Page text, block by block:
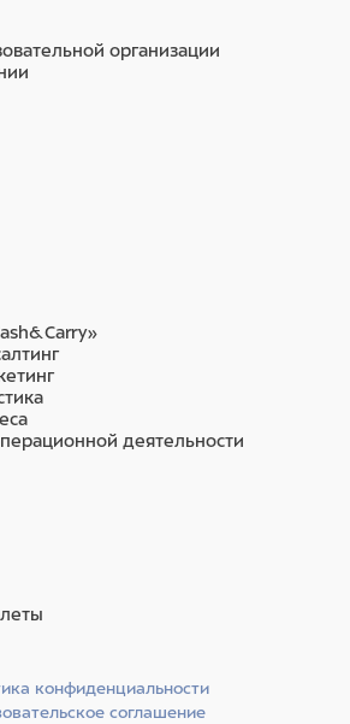
ИМИДАЗОЛИДИНИЛ
МЕТИЛПАРАБЕН,
CI 16035.
организации
деятельности
конфиденциальности
соглашение